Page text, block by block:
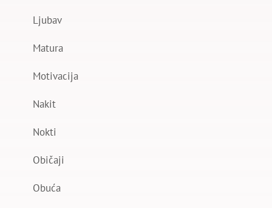
Ljubav
Matura
Motivacija
Nakit
Nokti
Običaji
Obuća